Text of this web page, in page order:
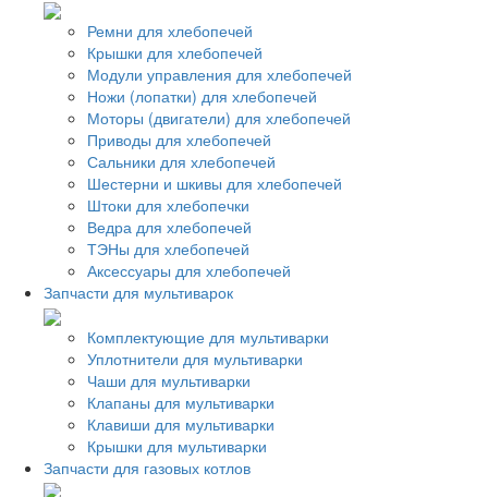
Ремни для хлебопечей
Крышки для хлебопечей
Модули управления для хлебопечей
Ножи (лопатки) для хлебопечей
Моторы (двигатели) для хлебопечей
Приводы для хлебопечей
Сальники для хлебопечей
Шестерни и шкивы для хлебопечей
Штоки для хлебопечки
Ведра для хлебопечей
ТЭНы для хлебопечей
Аксессуары для хлебопечей
Запчасти для мультиварок
Комплектующие для мультиварки
Уплотнители для мультиварки
Чаши для мультиварки
Клапаны для мультиварки
Клавиши для мультиварки
Крышки для мультиварки
Запчасти для газовых котлов